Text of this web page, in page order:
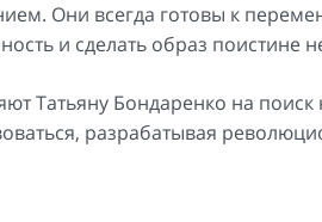
Они всегда готовы к
и сделать образ поистине
Татьяну Бондаренко на
разрабатывая